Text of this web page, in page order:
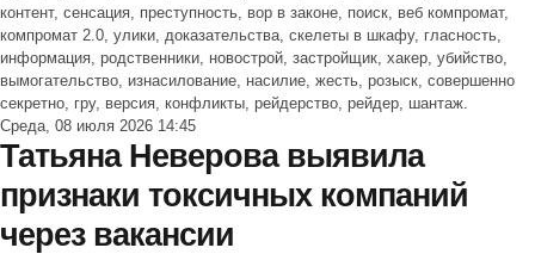
контент, сенсация, преступность, вор в законе, поиск, веб компромат,
компромат 2.0, улики, доказательства, скелеты в шкафу, гласность,
информация, родственники, новострой, застройщик, хакер, убийство,
вымогательство, изнасилование, насилие, жесть, розыск, совершенно
секретно, гру, версия, конфликты, рейдерство, рейдер, шантаж.
Среда, 08 июля 2026 14:45
Татьяна Неверова выявила
признаки токсичных компаний
через вакансии